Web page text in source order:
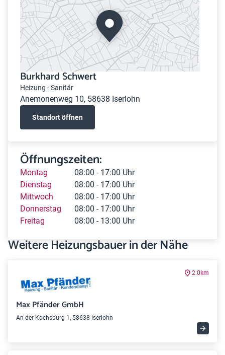
Burkhard Schwert
Heizung - Sanitär
Anemonenweg 10, 58638 Iserlohn
Standort öffnen
Öffnungszeiten:
Montag
08:00 - 17:00 Uhr
Dienstag
08:00 - 17:00 Uhr
Mittwoch
08:00 - 17:00 Uhr
Donnerstag
08:00 - 17:00 Uhr
Freitag
08:00 - 13:00 Uhr
Weitere Heizungsbauer in der Nähe
2.0km
Max Pfänder GmbH
An der Kochsburg 1, 58638 Iserlohn